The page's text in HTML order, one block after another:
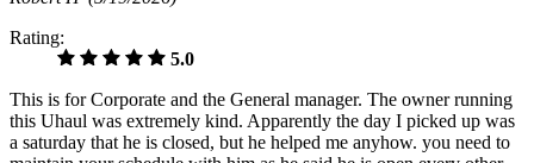
Rating:
5.0
This is for Corporate and the General manager. The owner running
this Uhaul was extremely kind. Apparently the day I picked up was
a saturday that he is closed, but he helped me anyhow. you need to